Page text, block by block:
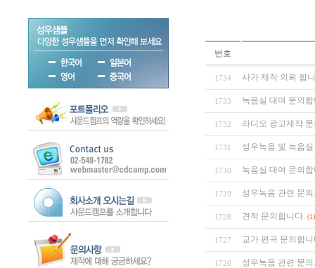
번호
1734 사가 제작 의뢰 합
1733 녹음실 대여 문의
1732 라디오 광고제작
1731 성우녹음 및 녹음
1730 녹음실 대여 문의
1729 성우녹음 관련 문
1728 견적 문의합니다. (1)
1727 교가 편곡 문의합
1726 성우녹음 관련 문